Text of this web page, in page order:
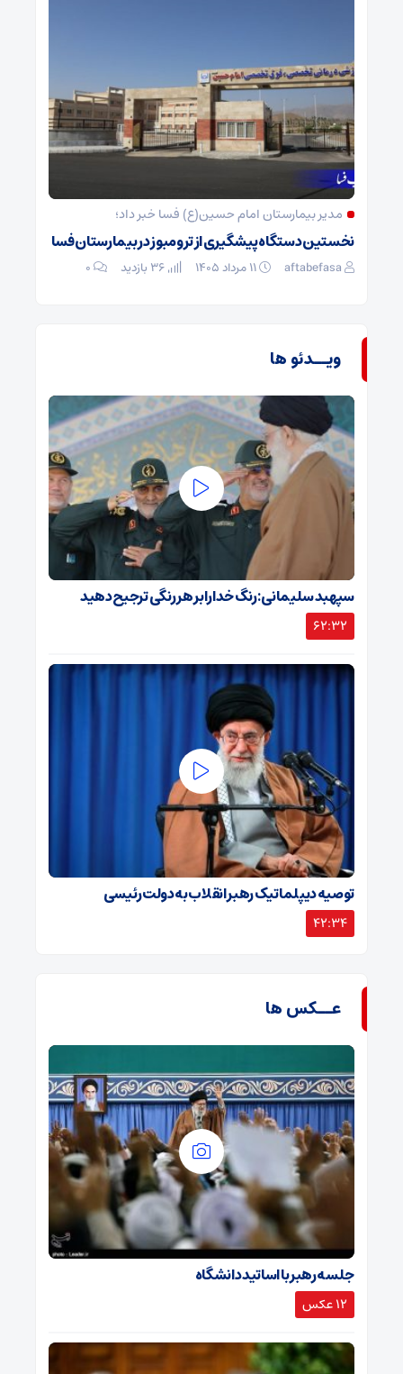
مدیر بیمارستان امام حسین(ع) فسا خبر داد؛
نخستین دستگاه پیشگیری از ترومبوز در بیمارستان فسا
aftabefasa ۰
ویــدئو ها
سپهبد سلیمانی: رنگ خدا را بر هر رنگی ترجیح دهید
62:32
توصیه دیپلماتیک رهبر انقلاب به دولت رئیسی
42:34
عــکس ها
جلسه رهبر با اساتید دانشگاه
12 عکس